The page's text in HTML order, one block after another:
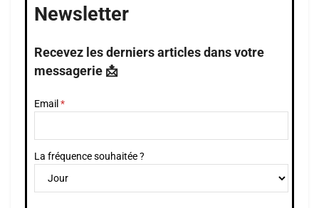
Newsletter
Recevez les derniers articles dans votre
messagerie 📩
Email
La fréquence souhaitée ?